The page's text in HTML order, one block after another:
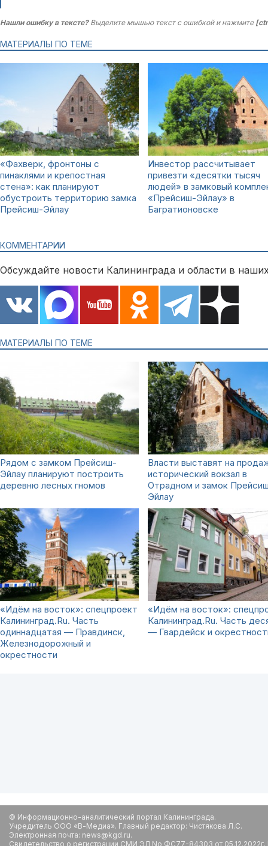
Нашли ошибку в тексте?Выделите мышью текст с ошибкой и нажмите
МАТЕРИАЛЫ ПО ТЕМЕ
«Фахверк, фронтоны с
пинаклями и крепостная
стена»: как планируют
обустроить территорию замка
Прейсиш-Эйлау
Инвестор рассчитывает
привезти «десятки тысяч
людей» в замковый
«Прейсиш-Эйлау» в
Багратионовске
КОММЕНТАРИИ
Обсуждайте новости Калининграда и области в
МАТЕРИАЛЫ ПО ТЕМЕ
Рядом с замком Прейсиш-
Эйлау планируют построить
деревню лесных гномов
Власти выставят на
исторический вокзал в
Отрадном и замок
Эйлау
«Идём на восток»: спецпроект
Калининград.Ru. Часть
одиннадцатая — Правдинск,
Железнодорожный и
окрестности
«Идём на восток»:
Калининград.Ru. Часть
— Гвардейск и
© Информационно-аналитический портал Калининграда.
Учредитель ООО «В-Медиа». Главный редактор: Чистякова Л.С.
Электронная почта: news@kgd.ru.
Свидетельство о регистрации СМИ ЭЛ No ФС77-84303 от